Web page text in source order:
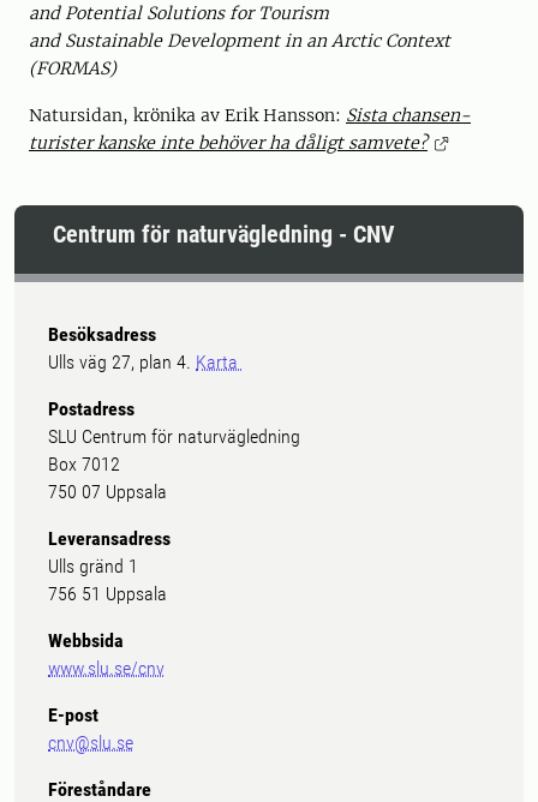
and Potential Solutions for Tourism
and Sustainable Development in an Arctic Context
(FORMAS)
Natursidan, krönika av Erik Hansson: Sista chansen-
turister kanske inte behöver ha dåligt samvete?
Centrum för naturvägledning - CNV
Besöksadress
Ulls väg 27, plan 4. Karta
Postadress
SLU Centrum för naturvägledning
Box 7012
750 07 Uppsala
Leveransadress
Ulls gränd 1
756 51 Uppsala
Webbsida
www.slu.se/cnv
E-post
cnv@slu.se
Föreståndare